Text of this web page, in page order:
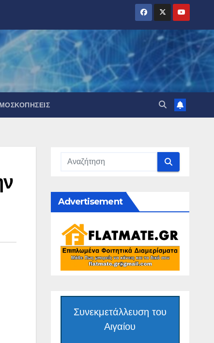
Advertisement
Συνεκμετάλλευση του
Αιγαίου